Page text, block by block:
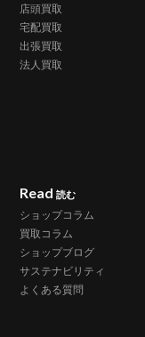
店頭買取
宅配買取
出張買取
法人買取
Read読む
ショップコラム
買取コラム
ショップブログ
サステナビリティ
よくある質問